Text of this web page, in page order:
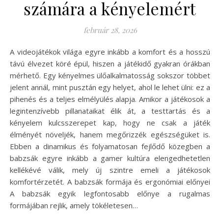
számára a kényelemért
február 28, 2026
A videojátékok világa egyre inkább a komfort és a hosszú
távú élvezet köré épül, hiszen a játékidő gyakran órákban
mérhető. Egy kényelmes ülőalkalmatosság sokszor többet
jelent annál, mint pusztán egy helyet, ahol le lehet ülni: ez a
pihenés és a teljes elmélyülés alapja. Amikor a játékosok a
legintenzívebb pillanataikat élik át, a testtartás és a
kényelem kulcsszerepet kap, hogy ne csak a játék
élményét növeljék, hanem megőrizzék egészségüket is.
Ebben a dinamikus és folyamatosan fejlődő közegben a
babzsák egyre inkább a gamer kultúra elengedhetetlen
kellékévé válik, mely új szintre emeli a játékosok
komfortérzetét. A babzsák formája és ergonómiai előnyei
A babzsák egyik legfontosabb előnye a rugalmas
formájában rejlik, amely tökéletesen…